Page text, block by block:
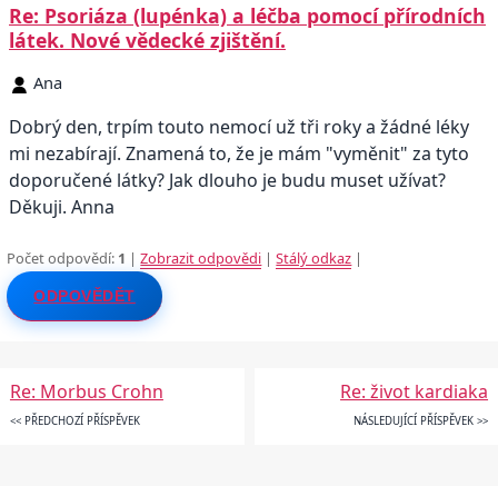
Re: Psoriáza (lupénka) a léčba pomocí přírodních
látek. Nové vědecké zjištění.
Ana
Dobrý den, trpím touto nemocí už tři roky a žádné léky
mi nezabírají. Znamená to, že je mám "vyměnit" za tyto
doporučené látky? Jak dlouho je budu muset užívat?
Děkuji. Anna
Počet odpovědí: 1 |Zobrazit odpovědi |Stálý odkaz |
ODPOVĚDĚT
Re: Morbus Crohn
<< PŘEDCHOZÍ PŘÍSPĚVEK
Re: život kardiaka
NÁSLEDUJÍCÍ PŘÍSPĚVEK >>